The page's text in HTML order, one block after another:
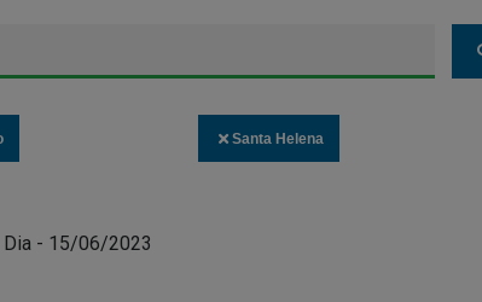
Santa Helena
- 15/06/2023